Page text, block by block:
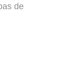
de